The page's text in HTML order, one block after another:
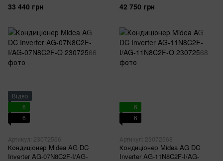
33 440 грн 42 750 грн
Відео
6
6
Артикул: 23072566
Кондиціонер Midea AG DC
Inverter AG-07N8C2F-I/AG-
6
6
Артикул: 23072568
Кондиціонер Midea AG DC
Inverter AG-11N8C2F-I/AG-